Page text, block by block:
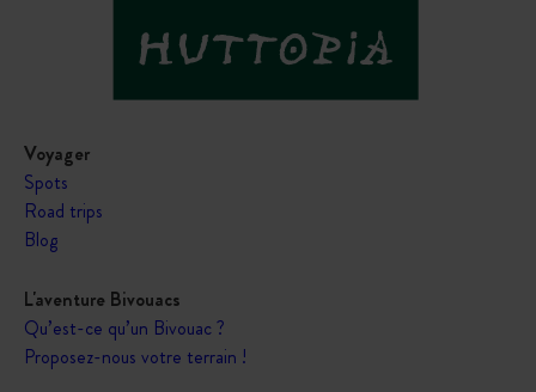
Voyager
Spots
Road trips
Blog
L'aventure Bivouacs
Qu’est-ce qu’un Bivouac ?
Proposez-nous votre terrain !